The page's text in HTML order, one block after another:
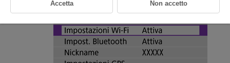
Accetta Non accetto